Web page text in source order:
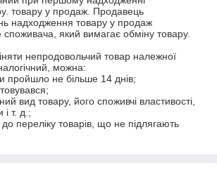
товару у продаж. Продавець
надходження товару у продаж
споживача, який вимагає обміну товару.
непродовольчий товар належної
можна:
пройшло не більше 14 днів;
вид товару, його споживчі властивості,
і т. д.;
переліку товарів, що не підлягають